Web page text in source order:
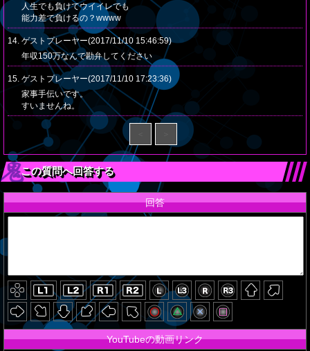
人生でも負けてウイイレでも
能力差で負けるの？wwww
14. ゲストプレーヤー(2017/11/10 15:46:59)
年収150万なんで勘弁してください
15. ゲストプレーヤー(2017/11/10 17:23:36)
家事手伝いです。
すいませんね。
この質問へ回答する
回答
YouTubeの動画リンク